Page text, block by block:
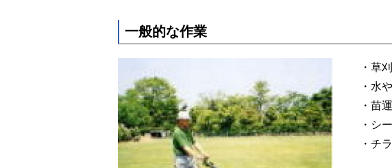
一般的な作業
・草
・水
・苗
・シ
・チ